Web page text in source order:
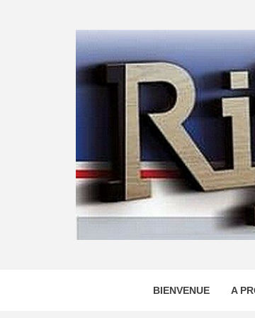
BIENVENUE A